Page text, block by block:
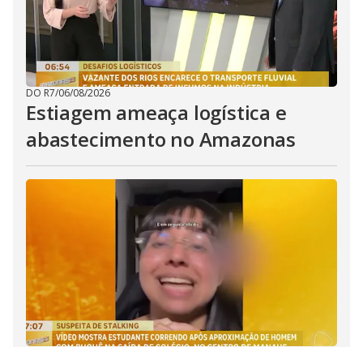
DO R7/06/08/2026
Estiagem ameaça logística e
abastecimento no Amazonas